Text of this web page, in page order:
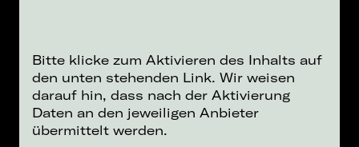
Bitte klicke zum Aktivieren des Inhalts auf
den unten stehenden Link. Wir weisen
darauf hin, dass nach der Aktivierung
Daten an den jeweiligen Anbieter
übermittelt werden.